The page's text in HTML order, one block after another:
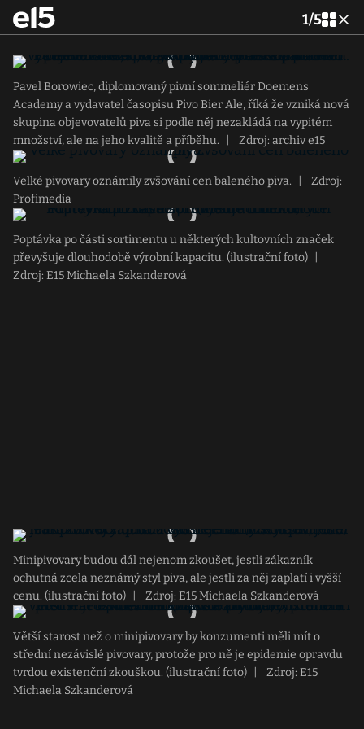
1/5
Pavel Borowiec, diplomovaný pivní sommeliér Doemens
Academy a vydavatel časopisu Pivo Bier Ale, říká že vzniká nová
skupina objevovatelů piva si podle něj nezakládá na vypitém
množství, ale na jeho kvalitě a příběhu.
Zdroj: archiv e15
Velké pivovary oznámily zvšování cen baleného piva.
Zdroj:
Profimedia
Poptávka po části sortimentu u některých kultovních značek
převyšuje dlouhodobě výrobní kapacitu. (ilustrační foto)
Zdroj: E15 Michaela Szkanderová
Minipivovary budou dál nejenom zkoušet, jestli zákazník
ochutná zcela neznámý styl piva, ale jestli za něj zaplatí i vyšší
cenu. (ilustrační foto)
Zdroj: E15 Michaela Szkanderová
Větší starost než o minipivovary by konzumenti měli mít o
střední nezávislé pivovary, protože pro ně je epidemie opravdu
tvrdou existenční zkouškou. (ilustrační foto)
Zdroj: E15
Michaela Szkanderová